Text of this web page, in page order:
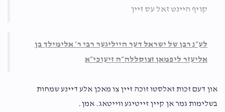
קויף היינט זאל עס זיין
לע״נ רבן של ישראל דער הייליגער רבי ר׳ אלימילך בן
אליעזר ליפמאן זצוקללה״ה זיעוכי״א
און דעם זכות זאלסטו זוכה זיין צו מאכן אלע דיינע שמחות
בשלימות גמר אן קיין זייטיגע ווייטאג. אמן.